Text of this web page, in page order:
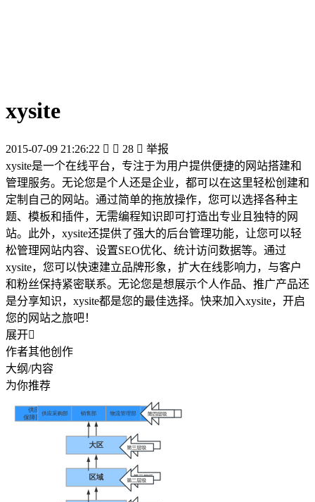
xysite
2015-07-09 21:26:22   28  举报
xysite是一个在线平台，专注于为用户提供便捷的网站搭建和
管理服务。无论您是个人还是企业，都可以在这里轻松创建和
定制自己的网站。通过简单的拖放操作，您可以选择各种主
题、模板和插件，无需编程知识即可打造出专业且独特的网
站。此外，xysite还提供了强大的后台管理功能，让您可以轻
松管理网站内容、设置SEO优化、统计访问数据等。通过
xysite，您可以快速建立品牌形象，扩大在线影响力，与客户
和粉丝保持紧密联系。无论您是想展示个人作品、推广产品还
是分享知识，xysite都是您的最佳选择。快来加入xysite，开启
您的网站之旅吧！
展开
作者其他创作
大纲/内容
为你推荐